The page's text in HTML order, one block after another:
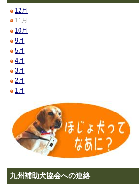
12月
11月
10月
9月
5月
4月
3月
2月
1月
九州補助犬協会への連絡